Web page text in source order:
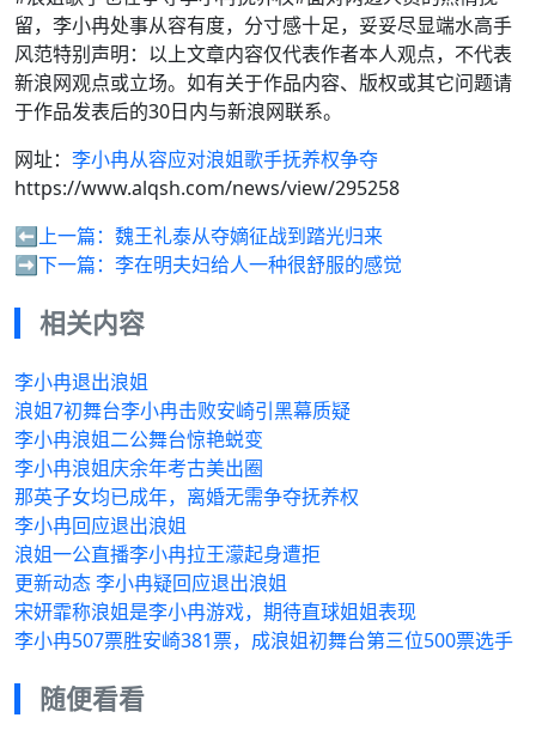
留，李小冉处事从容有度，分寸感十足，妥妥尽显端水高手
风范特别声明：以上文章内容仅代表作者本人观点，不代表
新浪网观点或立场。如有关于作品内容、版权或其它问题请
于作品发表后的30日内与新浪网联系。
网址： 李小冉从容应对浪姐歌手抚养权争夺
https://www.alqsh.com/news/view/295258
⬅️上一篇： 魏王礼泰从夺嫡征战到踏光归来
➡️下一篇： 李在明夫妇给人一种很舒服的感觉
相关内容
李小冉退出浪姐
浪姐7初舞台李小冉击败安崎引黑幕质疑
李小冉浪姐二公舞台惊艳蜕变
李小冉浪姐庆余年考古美出圈
那英子女均已成年，离婚无需争夺抚养权
李小冉回应退出浪姐
浪姐一公直播李小冉拉王濛起身遭拒
更新动态 李小冉疑回应退出浪姐
宋妍霏称浪姐是李小冉游戏，期待直球姐姐表现
李小冉507票胜安崎381票，成浪姐初舞台第三位500票选手
随便看看